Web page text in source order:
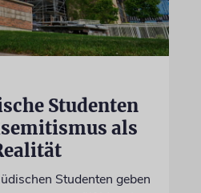
Studenten
als
Studenten geben